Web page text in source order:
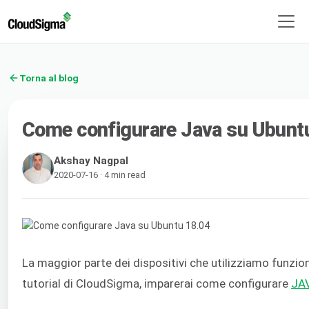
Torna al blog
Come configurare Java su
Akshay Nagpal
2020-07-16 · 4 min read
La maggior parte dei dispositivi che utilizziamo
tutorial di CloudSigma, imparerai come configurare